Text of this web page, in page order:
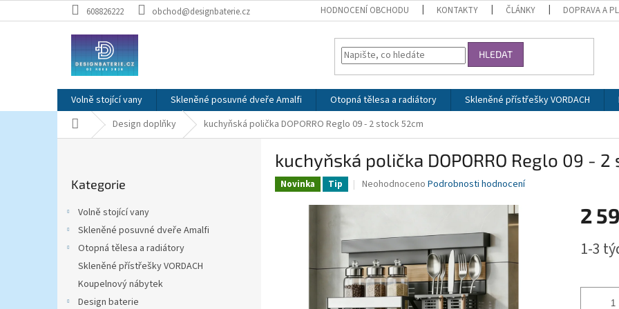
na
608826222 obchod@designbaterie.cz HODNOCENÍ OBCHODU KONTAKTY ČLÁNKY DOPRAVA A
HLEDAT
Volně stojící vany Skleněné posuvné dveře Amalfi Otopná tělesa a radiátory Skleněné přístřešky VORDACH
Domů Design doplňky kuchyňská polička DOPORRO Reglo 09 - 2 stock 52cm
kategorie
Kategorie
Volně stojící vany
Skleněné posuvné dveře Amalfi
Otopná tělesa a radiátory
Skleněné přístřešky VORDACH
Koupelnový nábytek
Design baterie
kuchyňská polička DOPORRO Reglo 09 -
Novinka Tip
Průměrné
produktu
0,0
z
5
hvězdiček.
Neohodnoceno Podrobnosti hodnocení
2
cena:
1-3